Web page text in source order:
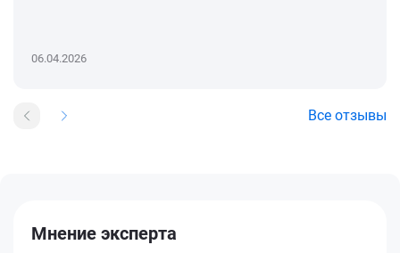
06.04.2026
Все отзывы
Мнение эксперта